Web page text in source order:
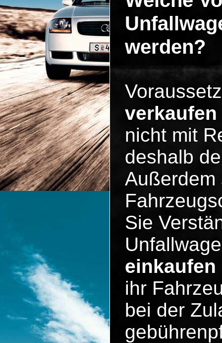
werden?
verkaufen
nicht mit
deshalb
Außerdem
Sie
einkaufen
ihr
bei der